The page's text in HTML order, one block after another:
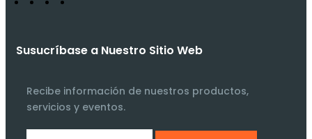
Susucríbase a Nuestro Sitio Web
Recibe información de nuestros productos,
servicios y eventos.